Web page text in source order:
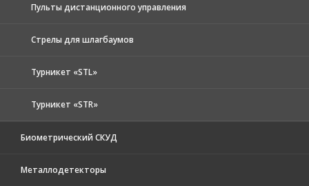
Пульты дистанционного управления
Стрелы для шлагбаумов
Турникет «STL»
Турникет «STR»
Биометрический СКУД
Металлодетекторы